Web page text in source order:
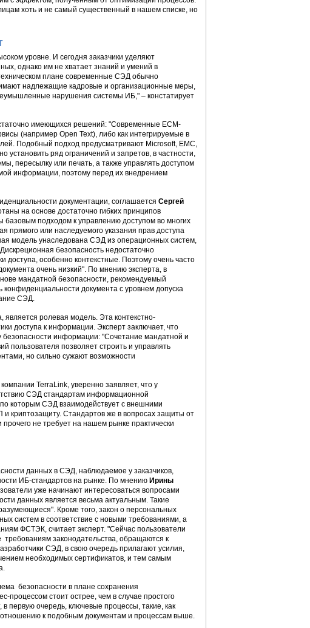
хоть и не самый существенный в нашем списке, но
уровне. И сегодня заказчики уделяют
однако им не хватает знаний и умений в
плане современные СЭД обычно
надлежащие кадровые и организационные меры,
нарушения системы ИБ," – констатирует
имеющихся решений: "Современные ECM-
(например Open Text), либо как интегрируемые в
Подобный подход предусматривают Microsoft, ЕМС,
установить ряд ограничений и запретов, в частности,
пересылку или печать, а также управлять доступом
информации, поэтому перед их внедрением
документации, соглашается Сергей
на основе достаточно гибких принципов
подходом к управлению доступом во многих
или наследуемого указания прав доступа
модель унаследована СЭД из операционных систем,
безопасность недостаточно
доступа, особенно контекстные. Поэтому очень часто
очень низкий". По мнению эксперта, в
мандатной безопасности, рекомендуемый
документа с уровнем допуска
СЭД.
ролевая модель. Эта контекстно-
доступа к информации. Эксперт заключает, что
информации: "Сочетание мандатной и
пользователя позволяет строить и управлять
но сильно сужают возможности
TerraLink, уверенно заявляет, что у
СЭД стандартам информационной
которым СЭД взаимодействует с внешними
криптозащиту. Стандартов же в вопросах защиты от
не требует на нашем рынке практически
данных в СЭД, наблюдаемое у заказчиков,
ИБ-стандартов на рынке. По мнению Ирины
уже начинают интересоваться вопросами
данных является весьма актуальным. Такие
Кроме того, закон о персональных
систем в соответствие с новыми требованиями, а
ФСТЭК, считает эксперт. "Сейчас пользователи
законодательства, обращаются к
СЭД, в свою очередь прилагают усилия,
необходимых сертификатов, и тем самым
безопасности в плане сохранения
процессом стоит острее, чем в случае простого
первую очередь, ключевые процессы, такие, как
к подобным документам и процессам выше.